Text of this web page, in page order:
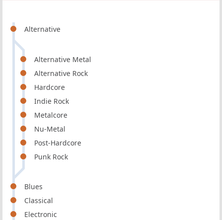
Alternative
Alternative Metal
Alternative Rock
Hardcore
Indie Rock
Metalcore
Nu-Metal
Post-Hardcore
Punk Rock
Blues
Classical
Electronic